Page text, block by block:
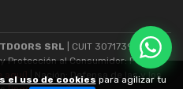
SRL | CUIT 30717393445 -
Protección al Consumidor: Para
aquí]
| Nación: Defensa de las y los
el uso de cookies para agilizar tu